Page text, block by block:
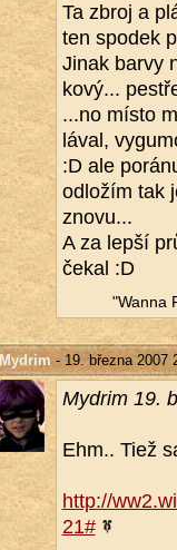
Ta zbroj a
ten spo­dek
Jinak barvy
ko­vý...
...​no místo
lá­val,
:D ale
od­lo­žím tak
znovu...
A za lepší
čekal :D
"Wanna
Mydrim - 19. března 2007
Mydrim 19.
Ehm.. Tiež
http://​
21#​